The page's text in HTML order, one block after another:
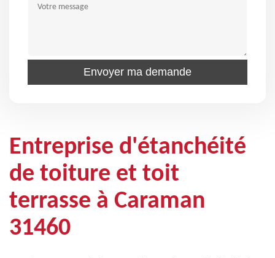
Entreprise d'étanchéité
de toiture et toit
terrasse à Caraman
31460